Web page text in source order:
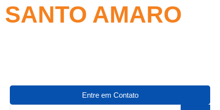
SANTO AMARO
Entre em Contato